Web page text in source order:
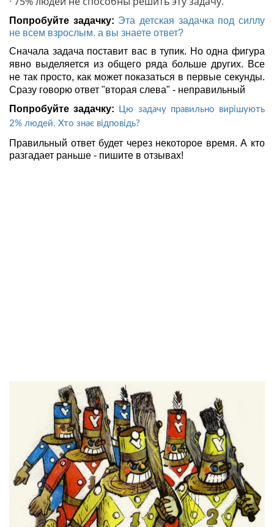
Попробуйте задачку: Эта детская задачка под силлу
не всем взрослым. а вы знаете ответ?
Сначала задача поставит вас в тупик. Но одна фигура
явно выделяется из общего ряда больше других. Все
не так просто, как может показаться в первые секунды.
Сразу говорю ответ "вторая слева" - неправильный
Попробуйте задачку:
Цю задачу правильно вирішують
2% людей. Хто знає відповідь?
Правильный ответ будет через некоторое время. А кто
разгадает раньше - пишите в отзывах!